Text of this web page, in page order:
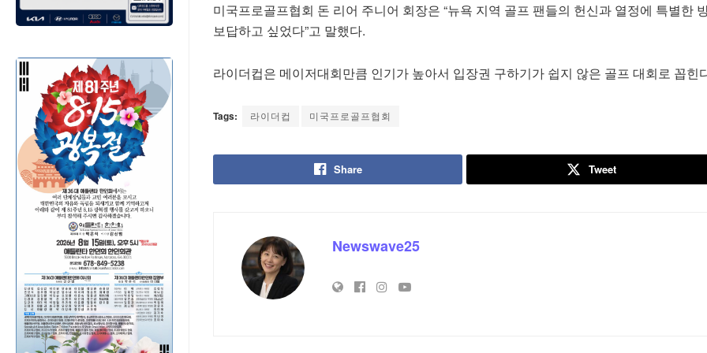
미국프로골프협회 돈 리어 주니어 회장은 “뉴욕 지역 골프 팬들의 헌신과 열정에 특별한
보답하고 싶었다”고 말했다.
라이더컵은 메이저대회만큼 인기가 높아서 입장권 구하기가 쉽지 않은 골프 대회로 꼽힌
Tags: 라이더컵 미국프로골프협회
Share Tweet
Newswave25